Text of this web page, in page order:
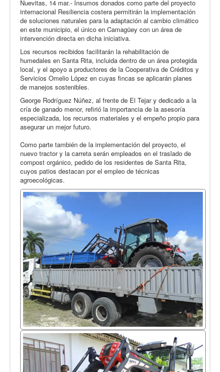
Nuevitas, 14 mar.- Insumos donados como parte del proyecto
internacional Resiliencia costera permitirán la implementación
de soluciones naturales para la adaptación al cambio climático
en este municipio, el único en Camagüey con un área de
intervención directa en dicha iniciativa.
Los recursos recibidos facilitarán la rehabilitación de
humedales en Santa Rita, incluida dentro de un área protegida
local, y el apoyo a productores de la Cooperativa de Créditos y
Servicios Omelio López en cuyas fincas se aplicarán planes
de manejos sostenibles.
George Rodríguez Núñez, al frente de El Tejar y dedicado a la
cría de ganado menor, refirió la importancia de la asesoría
especializada, los recursos materiales y el empeño propio para
asegurar un mejor futuro.
Como parte también de la implementación del proyecto, el
nuevo tractor y la carreta serán empleados en el traslado de
compost orgánico, pedido de los residentes de Santa Rita,
cuyos patios destacan por el empleo de técnicas
agroecológicas.